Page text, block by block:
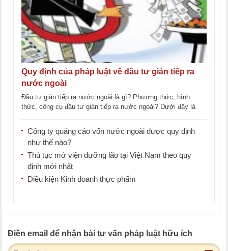
Quy định của pháp luật về đầu tư gián tiếp ra
nước ngoài
Đầu tư gián tiếp ra nước ngoài là gì? Phương thức, hình
thức, công cụ đầu tư gián tiếp ra nước ngoài? Dưới đây là
Công ty quảng cáo vốn nước ngoài được quy định
như thế nào?
Thủ tục mở viện dưỡng lão tại Việt Nam theo quy
định mới nhất
Điều kiện Kinh doanh thực phẩm
Điền email để nhận bài tư vấn pháp luật hữu ích